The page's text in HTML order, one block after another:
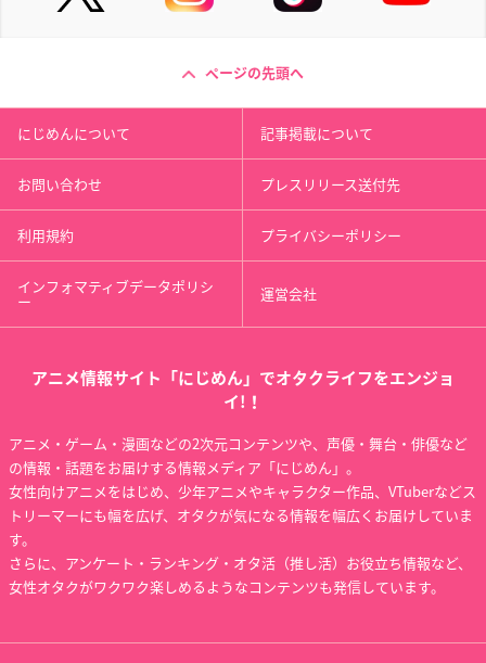
ページの先頭へ
にじめんについて 記事掲載について
お問い合わせ プレスリリース送付先
利用規約 プライバシーポリシー
インフォマティブデータポリシ
ー 運営会社
アニメ情報サイト「にじめん」でオタクライフをエンジョ
イ!！
アニメ・ゲーム・漫画などの2次元コンテンツや、声優・舞台・俳優など
の情報・話題をお届けする情報メディア「にじめん」。
女性向けアニメをはじめ、少年アニメやキャラクター作品、VTuberなどス
トリーマーにも幅を広げ、オタクが気になる情報を幅広くお届けしていま
す。
さらに、アンケート・ランキング・オタ活（推し活）お役立ち情報など、
女性オタクがワクワク楽しめるようなコンテンツも発信しています。